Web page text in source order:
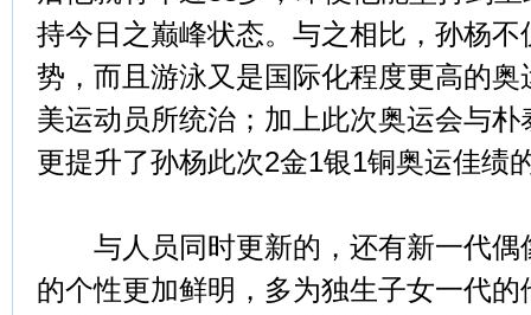
持今日之巅峰状态。与之相比，孙杨
势，而且游泳又是国际化程度更高的
美运动员所统治；加上此次奥运会与
更提升了孙杨此次2金1银1铜奥运佳绩
与人员同时更新的，还有新一代
的个性更加鲜明，多为独生子女一代